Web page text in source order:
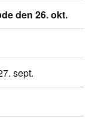
den 26. okt.
sept.